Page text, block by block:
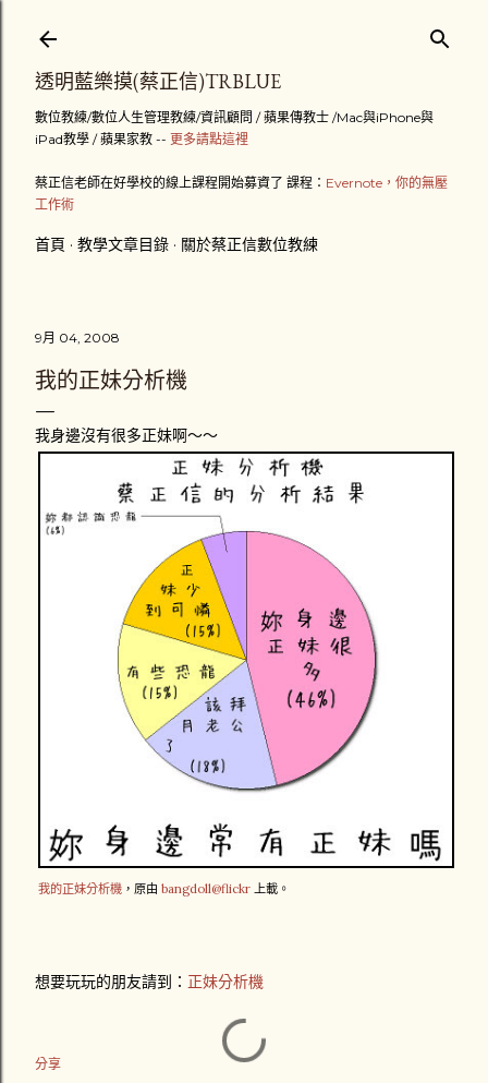
透明藍樂摸(蔡正信)TRBLUE
數位教練/數位人生管理教練/資訊顧問 / 蘋果傳教士 /Mac與iPhone與
iPad教學 / 蘋果家教 -- 更多請點這裡
蔡正信老師在好學校的線上課程開始募資了 課程： Evernote，你的無壓
工作術
首頁 教學文章目錄 關於蔡正信數位教練
9月 04, 2008
我的正妹分析機
我身邊沒有很多正妹啊～～
我的正妹分析機 ，原由 bangdoll@flickr 上載。
想要玩玩的朋友請到： 正妹分析機
分享